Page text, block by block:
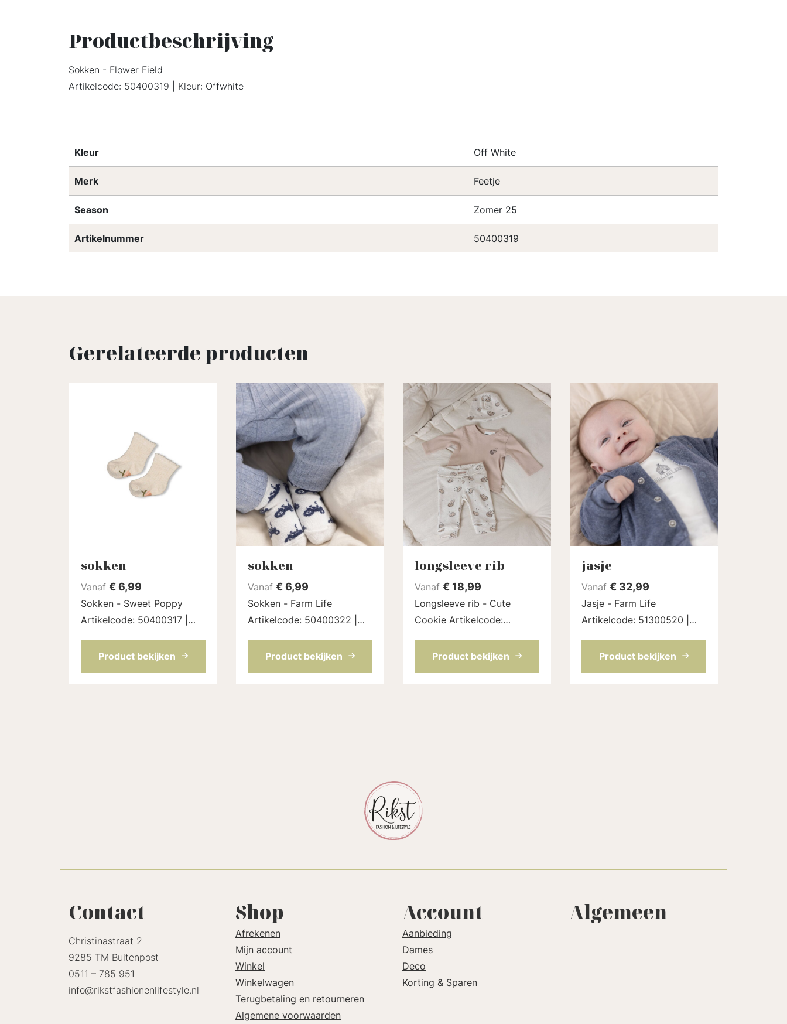
Productbeschrijving
Sokken - Flower Field
Artikelcode: 50400319 | Kleur: Offwhite
Kleur Off White
Merk Feetje
Season Zomer 25
Artikelnummer 50400319
Gerelateerde producten
sokken
Vanaf €6,99
Sokken - Sweet Poppy
Artikelcode: 50400317 |
Product bekijken
sokken
Vanaf €6,99
Sokken - Farm Life
Artikelcode: 50400322 |
Product bekijken
longsleeve rib
Vanaf €18,99
Longsleeve rib - Cute
Cookie Artikelcode:
Product bekijken
jasje
Vanaf €32,99
Jasje - Farm Life
Artikelcode: 51300520 |
Product bekijken
Contact
Christinastraat 2
9285 TM Buitenpost
0511 – 785 951
info@rikstfashionenlifestyle.nl
Shop
Afrekenen
Mijn account
Winkel
Winkelwagen
Terugbetaling en retourneren
Algemene voorwaarden
Account
Aanbieding
Dames
Deco
Korting & Sparen
Algemeen